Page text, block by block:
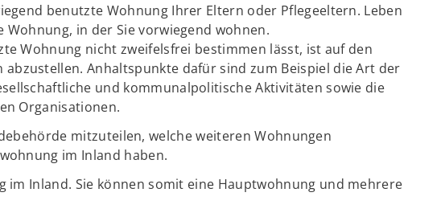
benutzte Wohnung Ihrer Eltern oder Pflegeeltern. Leben
in der Sie vorwiegend wohnen.
Wohnung nicht zweifelsfrei bestimmen lässt, ist auf den
abzustellen. Anhaltspunkte dafür sind zum Beispiel die Art der
und kommunalpolitische Aktivitäten sowie die
Organisationen.
mitzuteilen, welche weiteren Wohnungen
im Inland haben.
im Inland. Sie können somit eine Hauptwohnung und mehrere